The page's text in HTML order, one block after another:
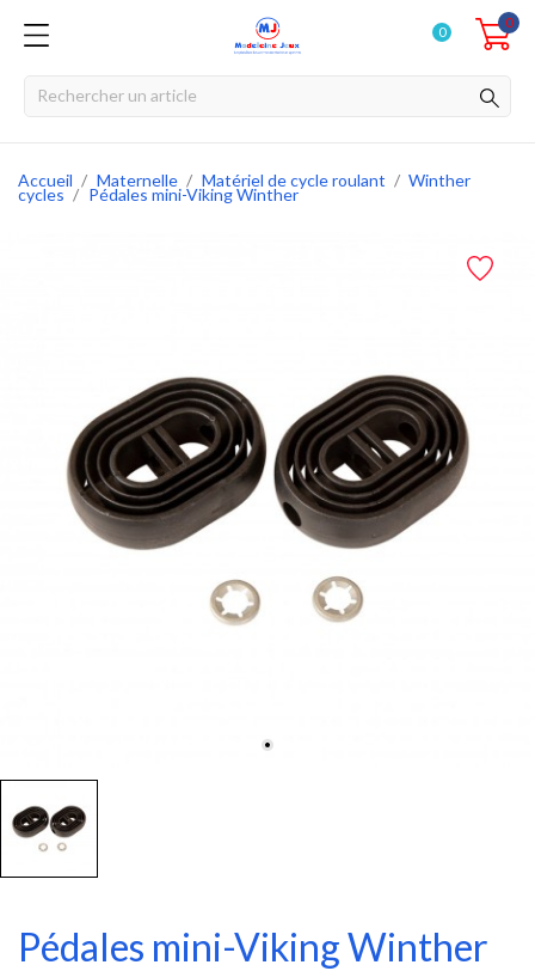
0
0
Accueil Maternelle Matériel de cycle roulant Winther
cycles Pédales mini-Viking Winther
Pédales mini-Viking Winther